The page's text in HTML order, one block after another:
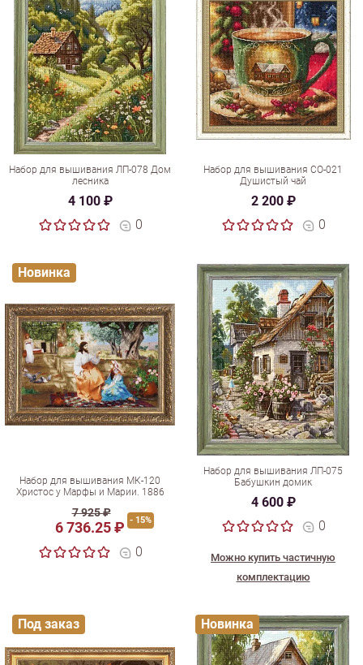
Набор для вышивания ЛП-078 Дом
лесника
4 100 ₽
0
Набор для вышивания СО-021
Душистый чай
2 200 ₽
0
Набор для вышивания МК-120
Христос у Марфы и Марии. 1886
7 925 ₽
6 736.25 ₽ - 15%
0
Новинка
Набор для вышивания ЛП-075
Бабушкин домик
4 600 ₽
0
Можно купить частичную
комплектацию
Под заказ Новинка